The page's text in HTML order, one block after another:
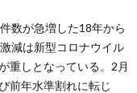
数が急増した18年から
減は新型コロナウイル
重しとなっている。2月
前年水準割れに転じ